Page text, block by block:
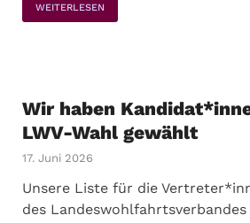
WEITERLESEN
Wir haben
LWV-Wahl gewählt
17. Juni 2026
Unsere Liste für die
des